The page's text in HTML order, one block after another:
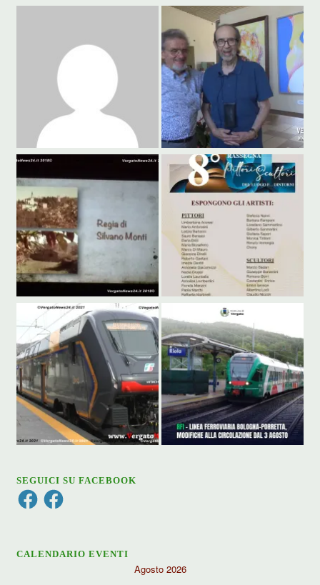
SEGUICI SU FACEBOOK
FacebookFacebook
CALENDARIO EVENTI
Agosto 2026